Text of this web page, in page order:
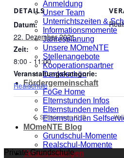
Anmeldung
Unser Team
Unterrichtszeiten &
Informationsmomente
Jahresplanung
Unsere MOmeNTE
Stellenangebote
Kooperationspartner
Dankeschön
Fördergemeinschaft
FöGe Home
Elternstunden Infos
Elternstunden melden
Elternstunden
MOmeNTE Blog
Grundschul-Momente
Realschul-Momente
Veranstaltungen
DETAILS
Datum:
22. Dezember 2021
Zeit:
8:00 - 11:00
Veranstaltungskategorie:
Realschule
Schwimmen Kl. B
Private Grundschule